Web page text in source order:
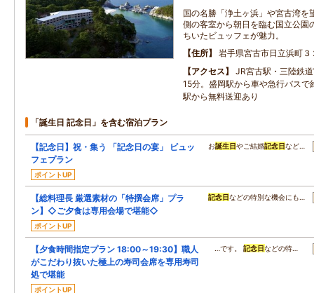
国の名勝「浄土ヶ浜」や宮古湾を
側の客室から朝日を臨む国立公園
ちいたビュッフェが魅力。
住所
岩手県宮古市日立浜町３
アクセス
JR宮古駅・三陸鉄
15分。盛岡駅から車や急行バスで
駅から無料送迎あり
「誕生日 記念日」を含む宿泊プラン
【記念日】祝・集う 「記念日の宴」 ビュッ
フェプラン
ポイントUP
お誕生日やご結婚記念日など…
【総料理長 厳選素材の「特撰会席」プラ
ン】◇ご夕食は専用会場で堪能◇
ポイントUP
記念日などの特別な機会にも…
【夕食時間指定プラン 18:00～19:30】職人
がこだわり抜いた極上の寿司会席を専用寿司
処で堪能
ポイントUP
…です。記念日などの特…